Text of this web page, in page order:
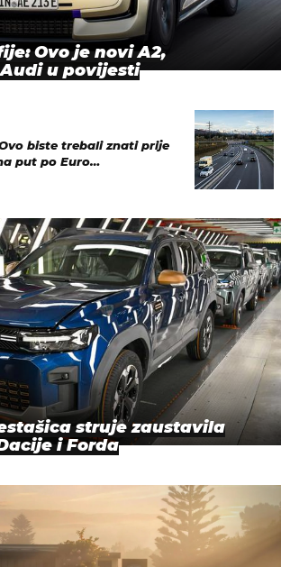
Ovo je novi A2,
u povijesti
biste trebali znati prije
put po Euro…
struje zaustavila
i Forda